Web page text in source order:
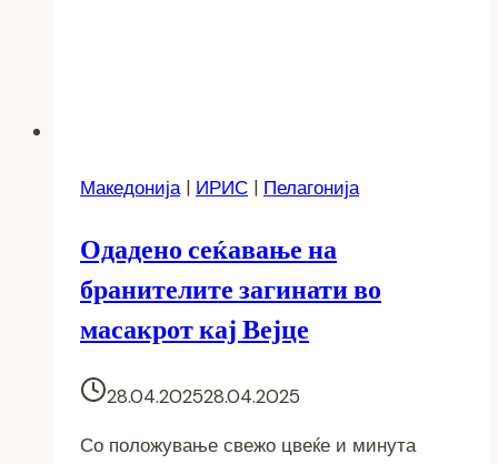
Македонија| ИРИС | Пелагонија
Одадено сеќавање на
бранителите загинати во
масакрот кај Вејце
28.04.202528.04.2025
Со положување свежо цвеќе и минута